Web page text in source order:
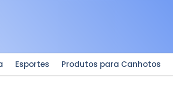
Esportes Produtos para Canhotos